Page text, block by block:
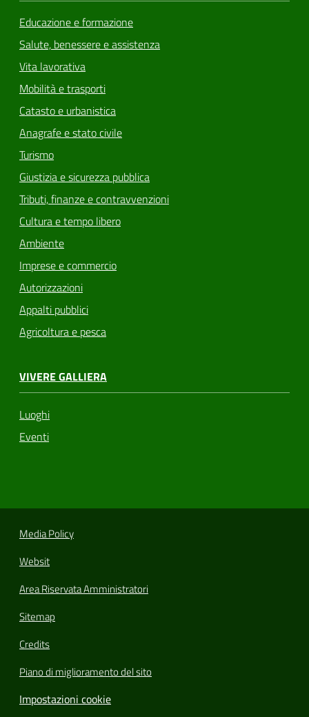
Educazione e formazione
Salute, benessere e assistenza
Vita lavorativa
Mobilità e trasporti
Catasto e urbanistica
Anagrafe e stato civile
Turismo
Giustizia e sicurezza pubblica
Tributi, finanze e contravvenzioni
Cultura e tempo libero
Ambiente
Imprese e commercio
Autorizzazioni
Appalti pubblici
Agricoltura e pesca
VIVERE GALLIERA
Luoghi
Eventi
Media Policy
Websit
Area Riservata Amministratori
Sitemap
Credits
Piano di miglioramento del sito
Impostazioni cookie